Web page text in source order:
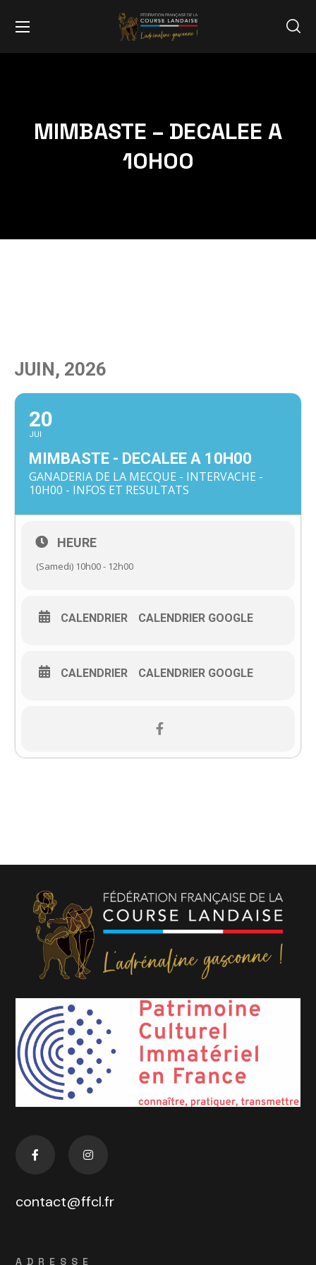
MIMBASTE – DECALEE A
10H00
JUIN, 2026
20
JUI
MIMBASTE - DECALEE A 10H00
GANADERIA DE LA MECQUE - INTERVACHE -
10H00 - INFOS ET RESULTATS
HEURE
(Samedi) 10h00 - 12h00
CALENDRIER CALENDRIER GOOGLE
CALENDRIER CALENDRIER GOOGLE
contact@ffcl.fr
ADRESSE